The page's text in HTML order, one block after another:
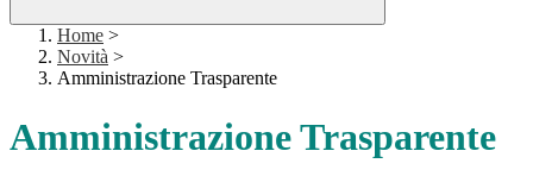
Home >
Novità >
Amministrazione Trasparente
Amministrazione Trasparente